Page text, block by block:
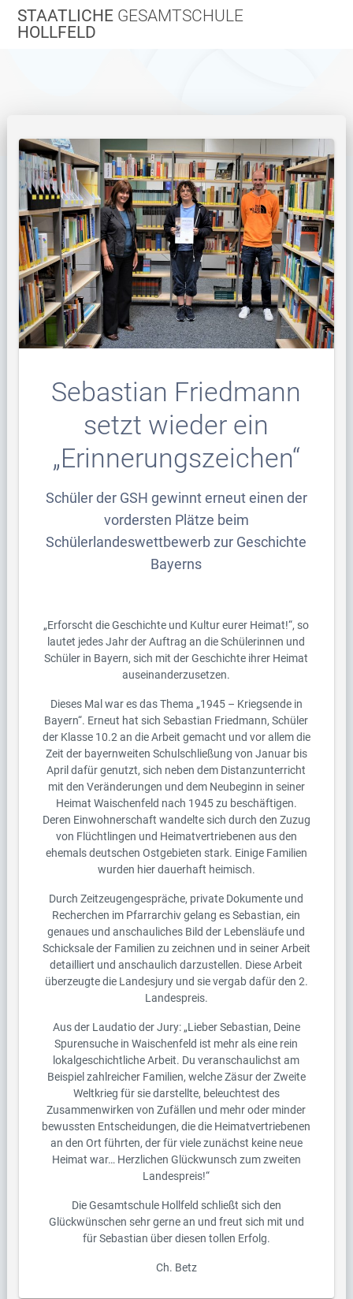
Zum
Inhalt
STAATLICHE GESAMTSCHULE
HOLLFELD
Sebastian Friedmann
setzt wieder ein
„Erinnerungszeichen“
Schüler der GSH gewinnt erneut einen der
vordersten Plätze beim
Schülerlandeswettbewerb zur Geschichte
Bayerns
„Erforscht die Geschichte und Kultur eurer Heimat!“, so
lautet jedes Jahr der Auftrag an die Schülerinnen und
Schüler in Bayern, sich mit der Geschichte ihrer Heimat
auseinanderzusetzen.
Dieses Mal war es das Thema „1945 – Kriegsende in
Bayern“. Erneut hat sich Sebastian Friedmann, Schüler
der Klasse 10.2 an die Arbeit gemacht und vor allem die
Zeit der bayernweiten Schulschließung von Januar bis
April dafür genutzt, sich neben dem Distanzunterricht
mit den Veränderungen und dem Neubeginn in seiner
Heimat Waischenfeld nach 1945 zu beschäftigen.
Deren Einwohnerschaft wandelte sich durch den Zuzug
von Flüchtlingen und Heimatvertriebenen aus den
ehemals deutschen Ostgebieten stark. Einige Familien
wurden hier dauerhaft heimisch.
Durch Zeitzeugengespräche, private Dokumente und
Recherchen im Pfarrarchiv gelang es Sebastian, ein
genaues und anschauliches Bild der Lebensläufe und
Schicksale der Familien zu zeichnen und in seiner Arbeit
detailliert und anschaulich darzustellen. Diese Arbeit
überzeugte die Landesjury und sie vergab dafür den 2.
Landespreis.
Aus der Laudatio der Jury: „Lieber Sebastian, Deine
Spurensuche in Waischenfeld ist mehr als eine rein
lokalgeschichtliche Arbeit. Du veranschaulichst am
Beispiel zahlreicher Familien, welche Zäsur der Zweite
Weltkrieg für sie darstellte, beleuchtest des
Zusammenwirken von Zufällen und mehr oder minder
bewussten Entscheidungen, die die Heimatvertriebenen
an den Ort führten, der für viele zunächst keine neue
Heimat war… Herzlichen Glückwunsch zum zweiten
Landespreis!“
Die Gesamtschule Hollfeld schließt sich den
Glückwünschen sehr gerne an und freut sich mit und
für Sebastian über diesen tollen Erfolg.
Ch. Betz